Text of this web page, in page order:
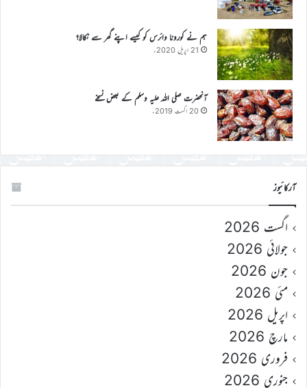
ہم نے کورونا وائرس کو کیسے اپنے گھر سے نکالا؟
21 اپریل 2020ء
آنحضرت صلی اللہ علیہ وسلم کے بعض نسخے
20 اگست 2019ء
آرکائیوز
اگست 2026
جولائی 2026
جون 2026
مئی 2026
اپریل 2026
مارچ 2026
فروری 2026
جنوری 2026